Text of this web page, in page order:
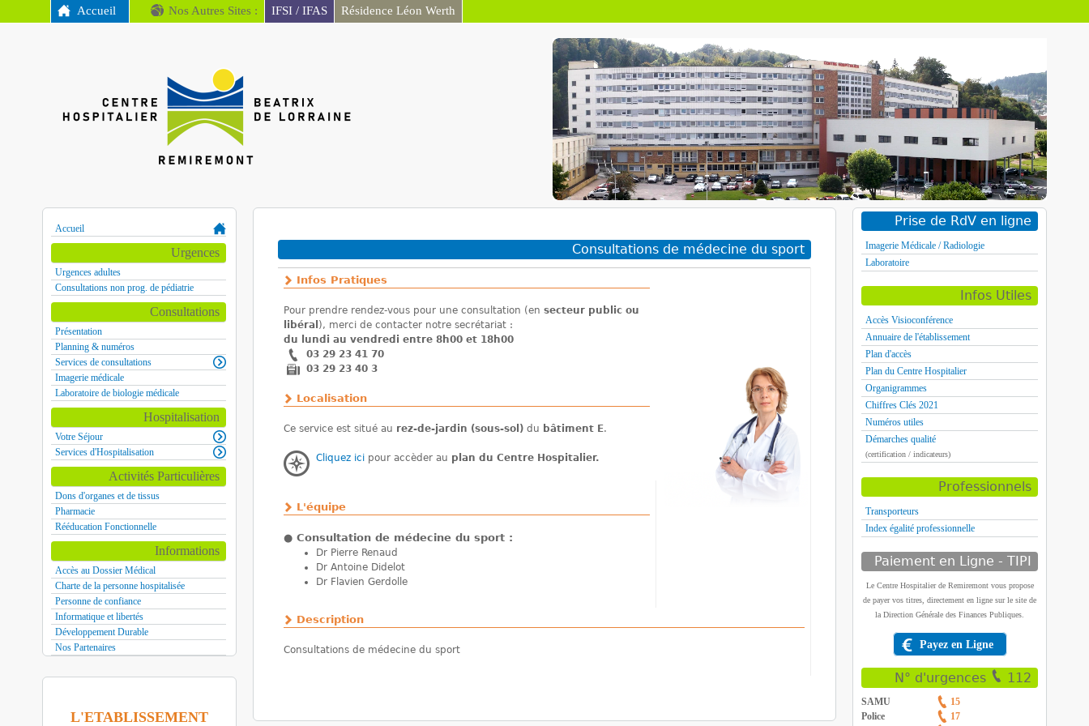
MENU PRINCIPAL
Accueil Nos Autres Sites : IFSI / IFAS Résidence Léon Werth
RemiremontVous êtes ici
Consultations de médecine du sport
Infos Pratiques
Pour prendre rendez-vous pour une consultation (en secteur public ou
libéral ), merci de contacter notre secrétariat :
du lundi au vendredi entre 8h00 et 18h00
03 29 23 41 70
03 29 23 40 3
Localisation
Ce service est situé au rez-de-jardin (sous-sol) du bâtiment E.
Cliquez ici pour accèder au plan du Centre Hospitalier.
L'équipe
● Consultation de médecine du sport :
Dr Pierre Renaud
Dr Antoine Didelot
Dr Flavien Gerdolle
Description
Consultations de médecine du sport
Accueil
Urgences
Urgences adultes
Consultations non prog. de pédiatrie
Consultations
Présentation
Planning & numéros
Services de consultations
Imagerie médicale
Laboratoire de biologie médicale
Hospitalisation
Votre Séjour
Services d'Hospitalisation
Activités Particulières
Dons d'organes et de tissus
Pharmacie
Rééducation Fonctionnelle
Informations
Accès au Dossier Médical
Charte de la personne hospitalisée
Personne de confiance
Informatique et libertés
Développement Durable
Nos Partenaires
L'ETABLISSEMENT
Prise de RdV en ligne
Imagerie Médicale / Radiologie
Laboratoire
Infos Utiles
Accès Visioconférence
Annuaire de l'établissement
Plan d'accès
Plan du Centre Hospitalier
Organigrammes
Chiffres Clés 2021
Numéros utiles
Démarches qualité
(certification / indicateurs)
Professionnels
Transporteurs
Index égalité professionnelle
Paiement en Ligne - TIPI
Le Centre Hospitalier de Remiremont vous propose
de payer vos titres, directement en ligne sur le site de
la Direction Générale des Finances Publiques.
Payez en Ligne
N° d'urgences 112
SAMU
15
Police
17